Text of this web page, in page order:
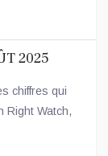
2025
chiffres qui
Right Watch,